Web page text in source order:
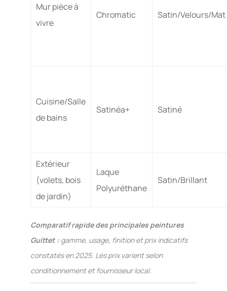
Mur pièce à
vivre
Chromatic Satin/Velours/Mat
Cuisine/Salle
de bains
Satinéa+ Satiné
Extérieur
(volets, bois
de jardin)
Laque
Polyuréthane
Satin/Brillant
Comparatif rapide des principales peintures
Guittet : gamme, usage, finition et prix indicatifs
constatés en 2025. Les prix varient selon
conditionnement et fournisseur local.